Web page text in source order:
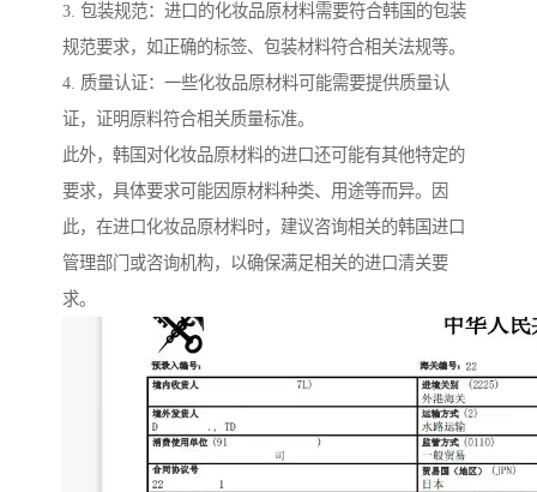
3. 包装规范：进口的化妆品原材料需要符合韩国的包装
规范要求，如正确的标签、包装材料符合相关法规等。
4. 质量认证：一些化妆品原材料可能需要提供质量认
证，证明原料符合相关质量标准。
此外，韩国对化妆品原材料的进口还可能有其他特定的
要求，具体要求可能因原材料种类、用途等而异。因
此，在进口化妆品原材料时，建议咨询相关的韩国进口
管理部门或咨询机构，以确保满足相关的进口清关要
求。